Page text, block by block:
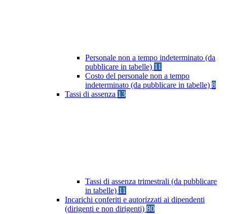
Personale non a tempo indeterminato (da
pubblicare in tabelle) 11
Costo del personale non a tempo
indeterminato (da pubblicare in tabelle) 8
Tassi di assenza 13
Tassi di assenza trimestrali (da pubblicare
in tabelle) 11
Incarichi conferiti e autorizzati ai dipendenti
(dirigenti e non dirigenti) 80